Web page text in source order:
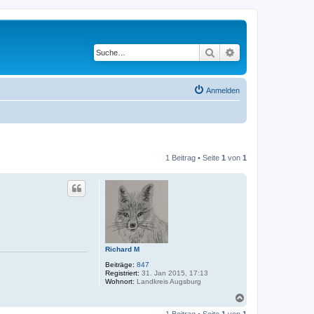
Suche
Anmelden
1 Beitrag • Seite 1 von 1
Richard M
Beiträge: 847
Registriert: 31. Jan 2015, 17:13
Wohnort: Landkreis Augsburg